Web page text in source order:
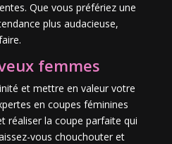
Que vous préfériez une
plus audacieuse,
femmes
et mettre en valeur votre
en coupes féminines
réaliser la coupe parfaite qui
vous chouchouter et